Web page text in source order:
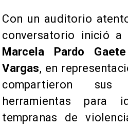
Con un auditorio
conversatorio inició
Marcela Pardo
Vargas, en
compartieron sus
herramientas para
tempranas de